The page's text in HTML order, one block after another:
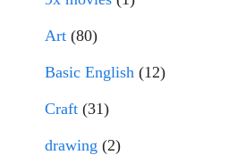
Art (80)
Basic English (12)
Craft (31)
drawing (2)